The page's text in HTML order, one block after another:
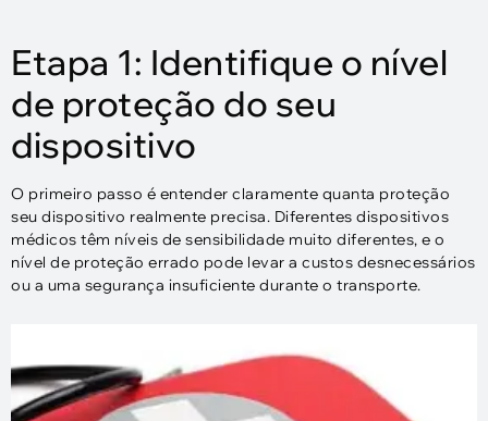
Etapa 1: Identifique o nível
de proteção do seu
dispositivo
O primeiro passo é entender claramente quanta proteção
seu dispositivo realmente precisa. Diferentes dispositivos
médicos têm níveis de sensibilidade muito diferentes, e o
nível de proteção errado pode levar a custos desnecessários
ou a uma segurança insuficiente durante o transporte.